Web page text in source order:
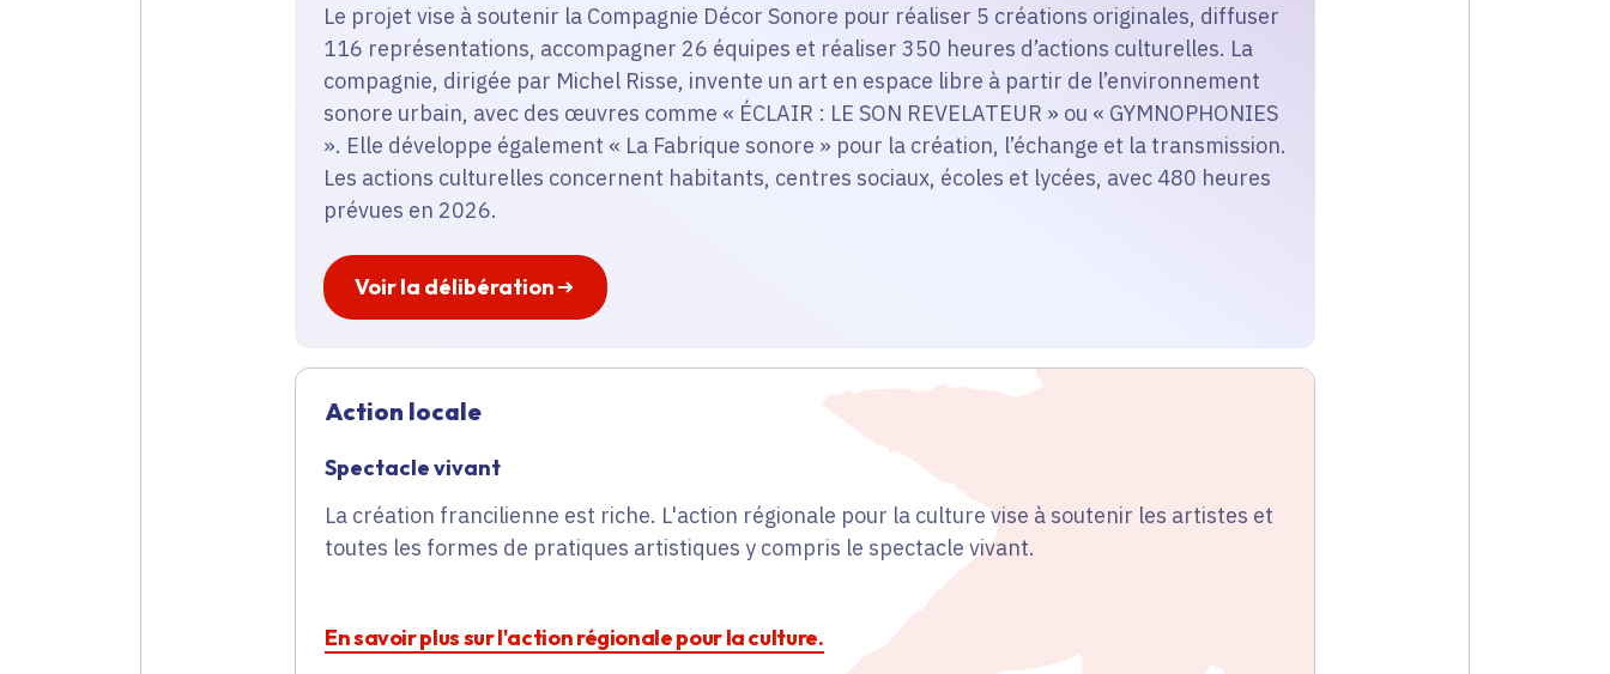
Le projet vise à soutenir la Compagnie Décor Sonore pour réaliser 5 créations originales, diffuser
116 représentations, accompagner 26 équipes et réaliser 350 heures d’actions culturelles. La
compagnie, dirigée par Michel Risse, invente un art en espace libre à partir de l’environnement
sonore urbain, avec des œuvres comme « ÉCLAIR : LE SON REVELATEUR » ou « GYMNOPHONIES
». Elle développe également « La Fabrique sonore » pour la création, l’échange et la transmission.
Les actions culturelles concernent habitants, centres sociaux, écoles et lycées, avec 480 heures
prévues en 2026.
Voir la délibération
Action locale
Spectacle vivant
La création francilienne est riche. L'action régionale pour la culture vise à soutenir les artistes et
toutes les formes de pratiques artistiques y compris le spectacle vivant.
En savoir plus sur l'action régionale pour la culture.